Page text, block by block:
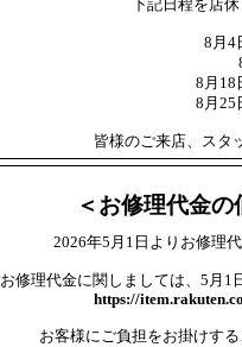
下記日程を店
8月4
8月18
8月25
皆様のご来店、スタ
＜お修理代金
2026年5月1日よりお修理
お修理代金に関しましては、5月1
https://
お客様にご負担をお掛けす